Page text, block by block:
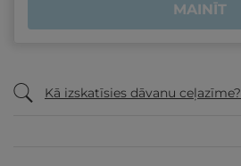
MAINĪT
Kā izskatīsies dāvanu ceļazīme?